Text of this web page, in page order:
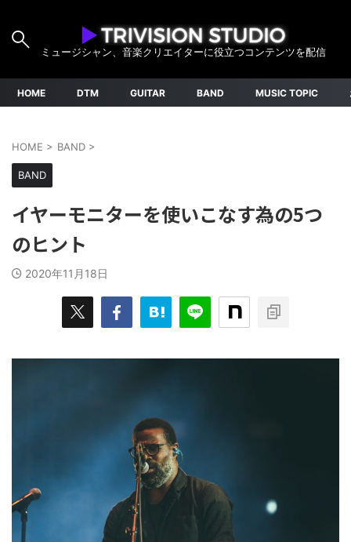
ミュージシャン、音楽クリエイターに役立つコンテンツを配信
HOME DTM GUITAR BAND MUSIC TOPIC
HOME > BAND >
BAND
イヤーモニターを使いこなす為の5つ
のヒント
2020年11月18日